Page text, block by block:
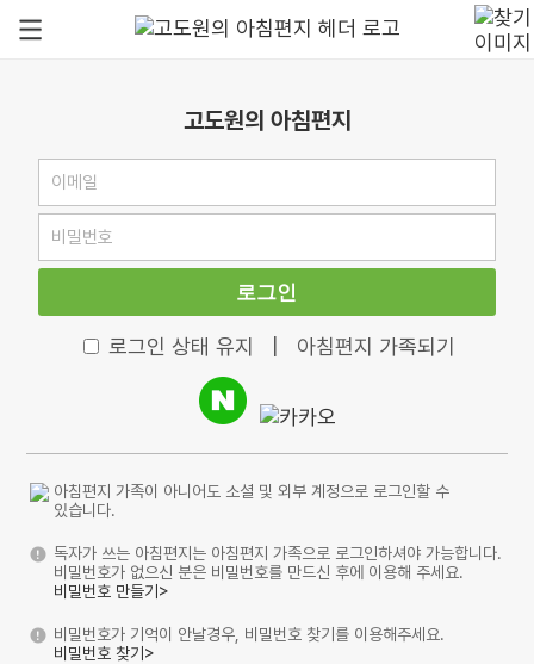
고도원의 아침편지
로그인
로그인 상태 유지 아침편지 가족되기
아침편지 가족이 아니어도 소셜 및 외부 계정으로 로그인할 수
있습니다.
독자가 쓰는 아침편지는 아침편지 가족으로 로그인하셔야 가능합니다.
비밀번호가 없으신 분은 비밀번호를 만드신 후에 이용해 주세요.
비밀번호 만들기>
비밀번호가 기억이 안날경우, 비밀번호 찾기를 이용해주세요.
비밀번호 찾기>